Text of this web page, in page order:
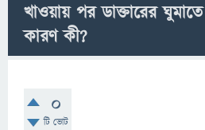
খাওয়ায় পর ডাক্তারের
কারণ কী?
0
টি ভোট